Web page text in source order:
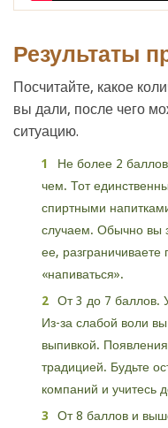
Результаты
Посчитайте, какое
вы дали, после чего
ситуацию.
Не более 2
чем. Тот
спиртными
случаем. Обычно вы
ее, разграничиваете
«напиваться».
От 3 до 7 баллов.
Из-за слабой воли
выпивкой.
традицией. Будьте
компаний и учитесь
От 8 баллов и